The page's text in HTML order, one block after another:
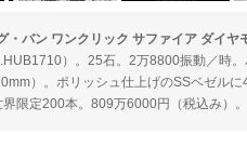
・バン ワンクリック サファイア ダイヤ
）。25石。2万8800振動／時
）。ポリッシュ仕上げのSSベゼル
限定200本。809万6000円（税込み）。